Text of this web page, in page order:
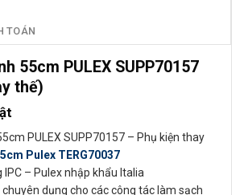
TOÁN
55cm PULEX SUPP70157
thế)
PULEX SUPP70157 – Phụ kiện thay
Pulex TERG70037
IPC – Pulex nhập khẩu Italia
chuyên dụng cho các công tác làm sạch